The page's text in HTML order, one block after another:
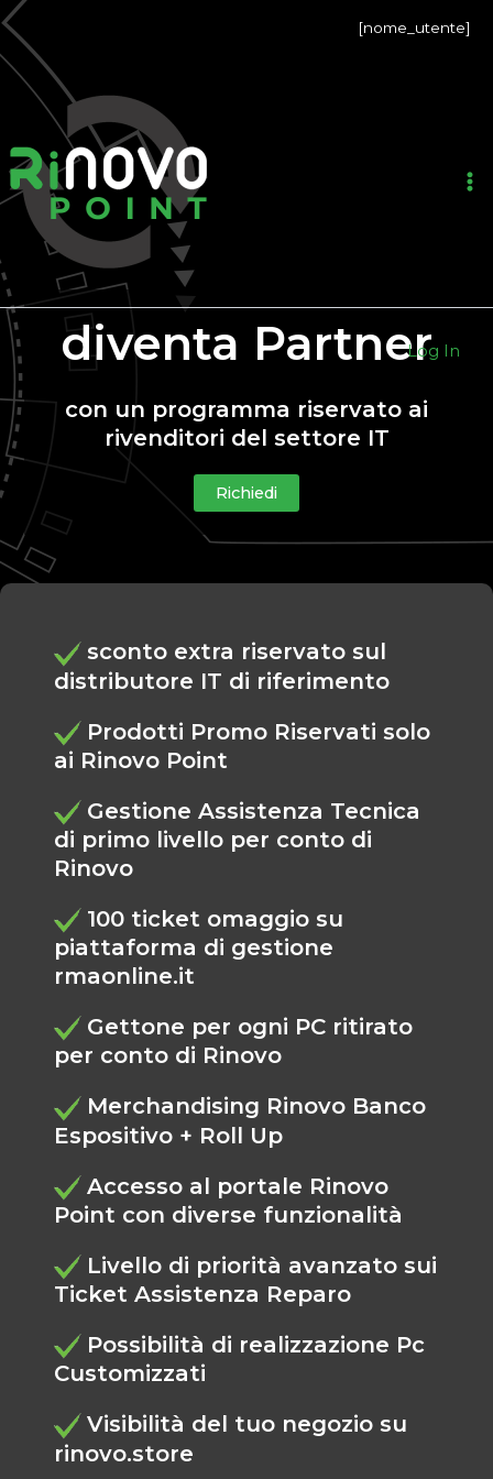
Vai
al
contenuto
[nome_utente]
Log In
diventa Partner
con un programma riservato ai
rivenditori del settore IT
Richiedi
sconto extra riservato sul
distributore IT di riferimento
Prodotti Promo Riservati solo
ai Rinovo Point
Gestione Assistenza Tecnica
di primo livello per conto di
Rinovo
100 ticket omaggio su
piattaforma di gestione
rmaonline.it
Gettone per ogni PC ritirato
per conto di Rinovo
Merchandising Rinovo Banco
Espositivo + Roll Up
Accesso al portale Rinovo
Point con diverse funzionalità
Livello di priorità avanzato sui
Ticket Assistenza Reparo
Possibilità di realizzazione Pc
Customizzati
Visibilità del tuo negozio su
rinovo.store